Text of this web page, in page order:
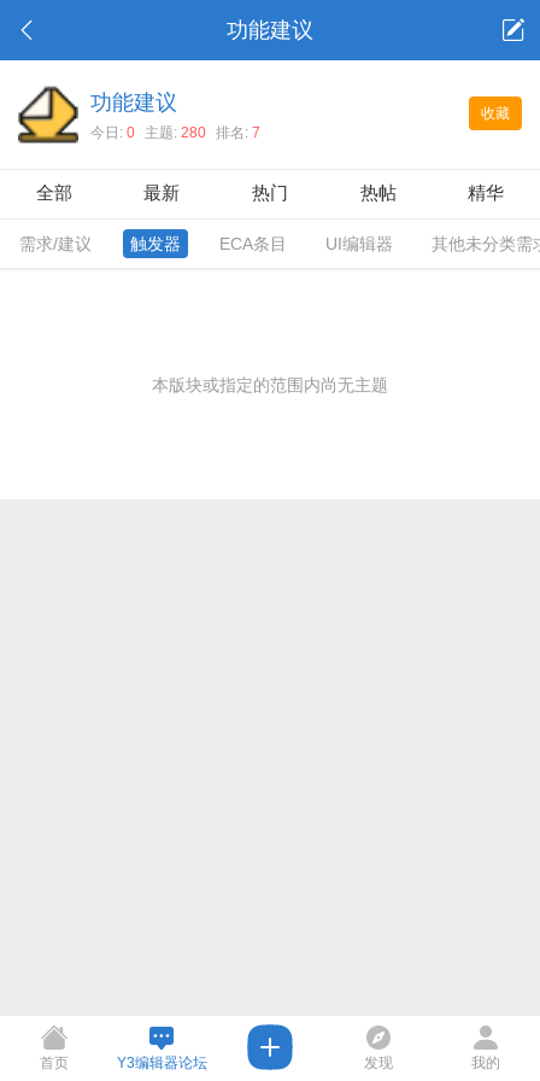
功能建议
收藏
功能建议
今日: 0 主题: 280 排名: 7
全部 最新 热门 热帖 精华
需求/建议 触发器 ECA条目 UI编辑器 其他未分类需
本版块或指定的范围内尚无主题
首页 Y3编辑器论坛 发现 我的